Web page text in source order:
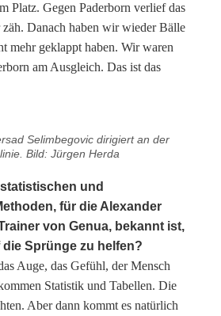
Platz. Gegen Paderborn verlief das
zäh. Danach haben wir wieder Bälle
mehr geklappt haben. Wir waren
am Ausgleich. Das ist das
Selimbegovic dirigiert an der
Bild: Jürgen Herda
und
für die Alexander
von Genua, bekannt ist,
Sprünge zu helfen?
Auge, das Gefühl, der Mensch
Statistik und Tabellen. Die
Aber dann kommt es natürlich